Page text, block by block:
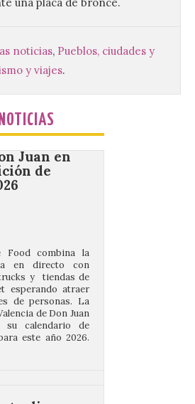
una placa de bronce.
noticias, Pueblos, ciudades y
y viajes.
en
Juan en
de
de personas. La
de Don Juan
su calendario de
este año 2026.
su